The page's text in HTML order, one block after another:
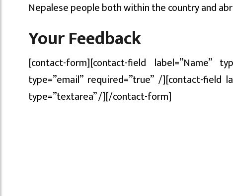
Nepalese people both within the country and
Your Feedback
[contact-form][contact-field label=”Name”
type=”email” required=”true” /][contact-field
type=”textarea” /][/contact-form]